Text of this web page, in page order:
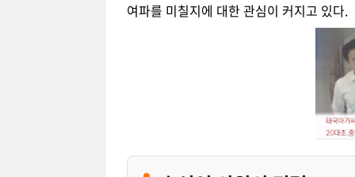
여파를 미칠지에 대한 관심이 커지고 있다.